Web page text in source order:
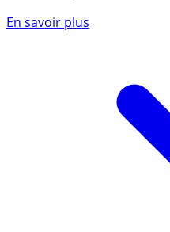
En savoir plus